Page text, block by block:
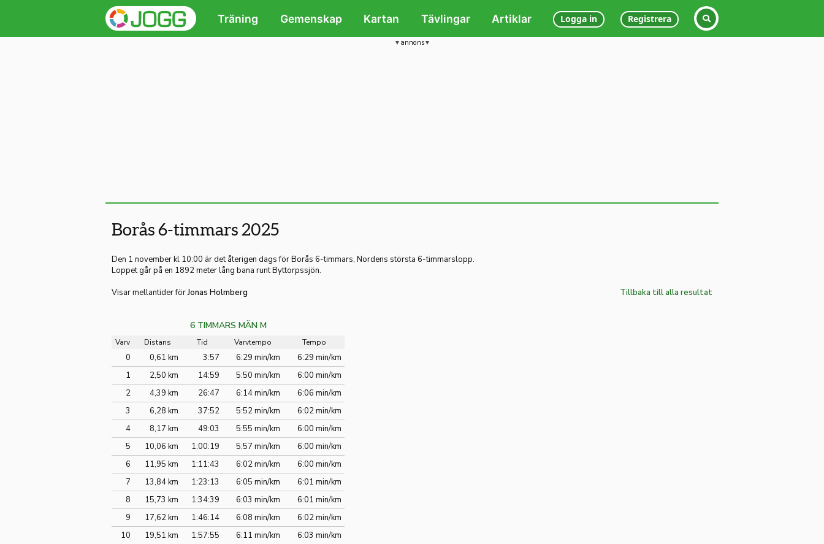
Träning Gemenskap Kartan Tävlingar Artiklar Logga in Registrera
annons
Borås 6-timmars 2025
Den 1 november kl 10:00 är det återigen dags för Borås 6-timmars, Nordens största 6-timmarslopp.
Loppet går på en 1892 meter lång bana runt Byttorpssjön.
Visar mellantider förJonas Holmberg Tillbaka till alla resultat
6 TIMMARS MÄN M
Varv Distans Tid Varvtempo Tempo
0 0,61 km 3:57 6:29 min/km
6:29 min/km
1
2,50 km 14:59 5:50 min/km
6:00 min/km
2
4,39 km 26:47 6:14 min/km
6:06 min/km
3
6,28 km 37:52 5:52 min/km
6:02 min/km
4
8,17 km 49:03 5:55 min/km
6:00 min/km
5
10,06 km 1:00:19 5:57 min/km
6:00 min/km
6
11,95 km 1:11:43 6:02 min/km
6:00 min/km
7
13,84 km 1:23:13 6:05 min/km
6:01 min/km
8
15,73 km 1:34:39 6:03 min/km
6:01 min/km
9
17,62 km 1:46:14 6:08 min/km
6:02 min/km
10
19,51 km 1:57:55 6:11 min/km
6:03 min/km